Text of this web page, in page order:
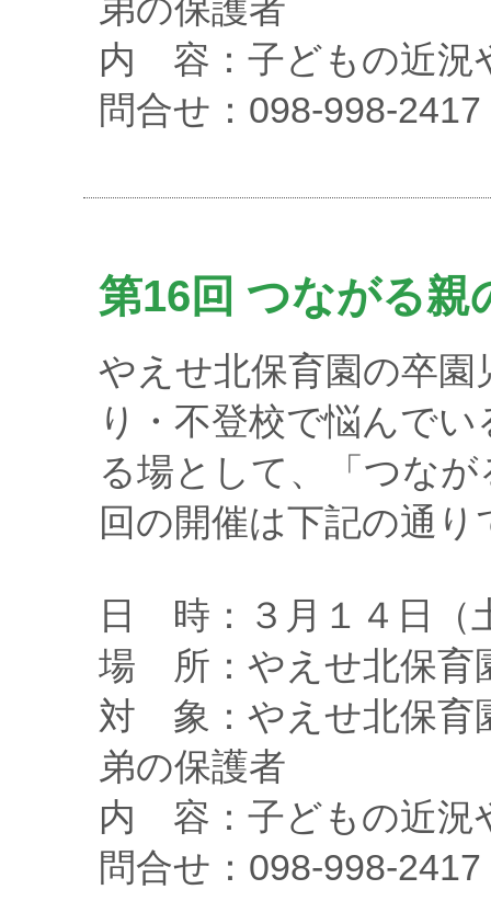
弟の保護者
内 容：子どもの近況
問合せ：098-998-
第16回 つながる親
やえせ北保育園の卒園
り・不登校で悩んでい
る場として、「つな
回の開催は下記の通り
日 時：３月１４日（
場 所：やえせ北保育
対 象：やえせ北保育
弟の保護者
内 容：子どもの近況
問合せ：098-998-